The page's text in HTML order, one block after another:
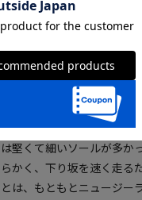
ブランド説明
【HOKA / ホカ】 ジャン・
2009年にフランスで設立
ずの下りを苦痛に感じた
い！という思いからシュ
出場した際（彼自身も出場
は堅くて細いソールが多か
らかく、下り坂を速く走る
とは、もともとニュージー